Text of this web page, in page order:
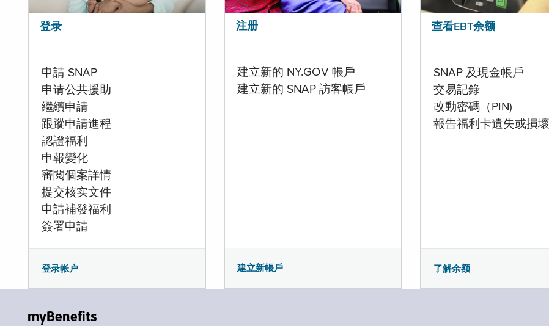
登录
申請 SNAP
申请公共援助
繼續申請
跟蹤申請進程
認證福利
申報變化
審閲個案詳情
提交核实文件
申請補發福利
簽署申請
登录帐户
注册
建立新的 NY.GOV 帳戶
建立新的 SNAP 訪客帳戶
建立新帳戶
查看EBT余额
SNAP 及現金帳戶
交易記錄
改動密碼（PIN)
報告福利卡遺失或損壞
了解余额
myBenefits